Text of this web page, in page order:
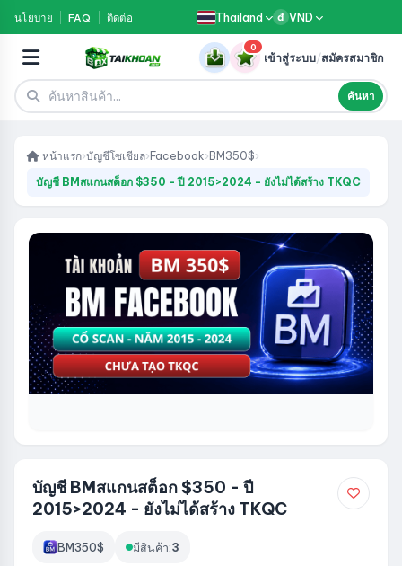
นโยบาย FAQ ติดต่อ Thailand đ VND
ค้นหา
0
เข้าสู่ระบบ/สมัครสมาชิก
หน้าแรก›บัญชีโซเชียล› Facebook› BM350$›
บัญชี BMสแกนสต็อก $350 - ปี 2015>2024 - ยังไม่ได้สร้าง TKQC
บัญชี BMสแกนสต็อก $350 - ปี
2015>2024 - ยังไม่ได้สร้าง TKQC
BM350$ มีสินค้า:3